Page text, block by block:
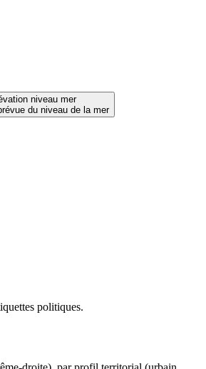
niveau mer
du niveau de la mer
politiques.